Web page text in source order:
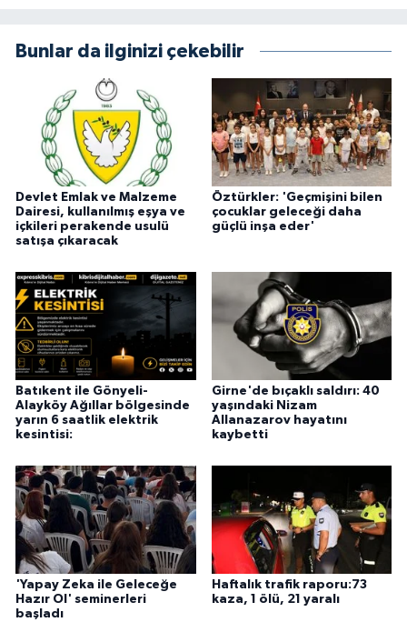
Bunlar da ilginizi çekebilir
Devlet Emlak ve Malzeme
Dairesi, kullanılmış eşya ve
içkileri perakende usulü
satışa çıkaracak
Öztürkler: 'Geçmişini bilen
çocuklar geleceği daha
güçlü inşa eder'
Batıkent ile Gönyeli-
Alayköy Ağıllar bölgesinde
yarın 6 saatlik elektrik
kesintisi:
Girne'de bıçaklı saldırı: 40
yaşındaki Nizam
Allanazarov hayatını
kaybetti
'Yapay Zeka ile Geleceğe
Hazır Ol' seminerleri
başladı
Haftalık trafik raporu:73
kaza, 1 ölü, 21 yaralı